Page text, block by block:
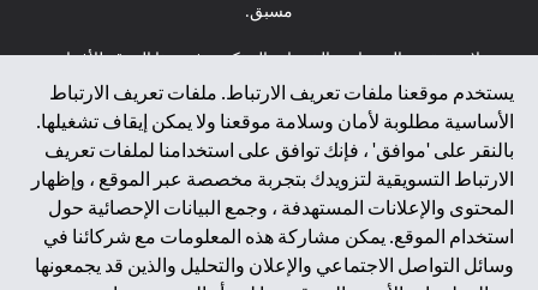
يستخدم موقعنا ملفات تعريف الارتباط. ملفات تعريف الارتباط
الأساسية مطلوبة لأمان وسلامة موقعنا ولا يمكن إيقاف تشغيلها.
بالنقر على 'موافق' ، فإنك توافق على استخدامنا لملفات تعريف
الارتباط التسويقية لتزويدك بتجربة مخصصة عبر الموقع ، وإظهار
المحتوى والإعلانات المستهدفة ، وجمع البيانات الإحصائية حول
استخدام الموقع. يمكن مشاركة هذه المعلومات مع شركائنا في
وسائل التواصل الاجتماعي والإعلان والتحليل والذين قد يجمعونها
مسبق.
لا يتم تقديم المنتجات والخدمات المذكورة في هذا الموقع للأفراد
المقيمين في الاتحاد الأوروبي أو المنطقة الاقتصادية الأوروبية أو
سويسرا أو غيرنسي أو جيرسي أو موناكو أو سان مارينو أو
الفاتيكان أو جزيرة مان أو المملكة المتحدة أو خصوصية البيانات
(لائحة حماية البيانات العامة \ قانون حماية البيانات الشخصية
العامة \ قانون خصوصية نيوزيلندا). المحتوى الموجود في هذه
الصفحة ليس ولا ينبغي تفسيره على أنه عرض أو دعوة أو دعوة
لشراء أو بيع أي من المنتجات والخدمات المذكورة هنا لمثل هؤلاء
الأفراد.